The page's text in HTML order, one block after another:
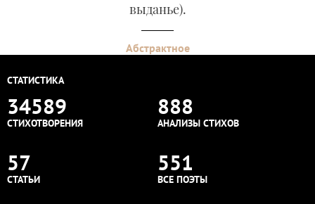
выданье).
Абстрактное
СТАТИСТИКА
34589
СТИХОТВОРЕНИЯ
888
АНАЛИЗЫ СТИХОВ
57
СТАТЬИ
551
ВСЕ ПОЭТЫ